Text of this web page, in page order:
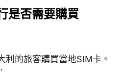
是否需要購買
利的旅客購買當地SIM卡。